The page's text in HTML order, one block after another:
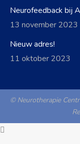
Neurofeedback bij
13 november 2023
Nieuw adres!
11 oktober 2023
© Neurotherapie